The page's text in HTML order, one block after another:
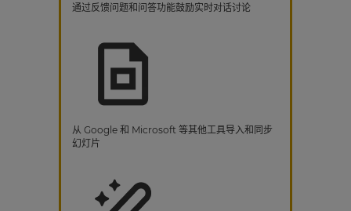
通过反馈问题和问答功能鼓励实时对话讨论
从 Google 和 Microsoft 等其他工具导入和同步
幻灯片